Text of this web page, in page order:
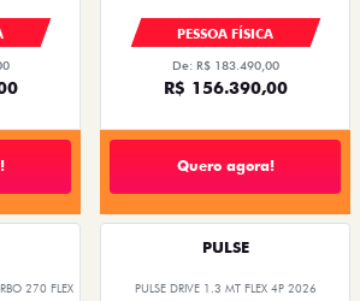
PESSOA FÍSICA
De: R$ 183.490,00
R$ 156.390,00
Quero agora!
270 FLEX
PULSE
PULSE DRIVE 1.3 MT FLEX 4P 2026